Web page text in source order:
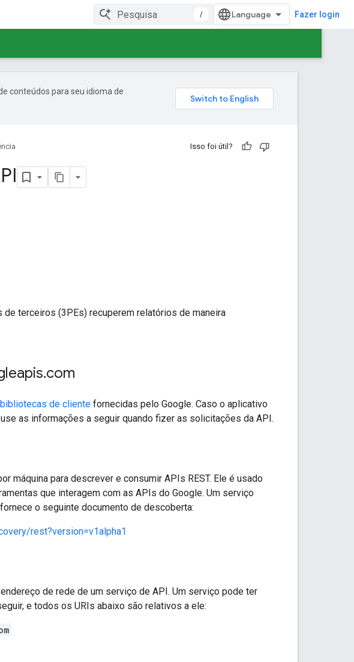
/ Fazer login
conteúdos para seu idioma de
Isso foi útil?
de terceiros (3PEs) recuperem relatórios de maneira
.com
bibliotecas de cliente fornecidas pelo Google. Caso o aplicativo
as informações a seguir quando fizer as solicitações da API.
máquina para descrever e consumir APIs REST. Ele é usado
que interagem com as APIs do Google. Um serviço
o seguinte documento de descoberta:
rest?version=v1alpha1
de rede de um serviço de API. Um serviço pode ter
e todos os URIs abaixo são relativos a ele: